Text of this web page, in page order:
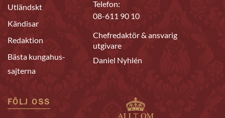
Utländskt
Kändisar
Redaktion
Bästa kungahus-
sajterna
Telefon:
08-611 90 10
Chefredaktör & ansvarig
utgivare
Daniel Nyhlén
FÖLJ OSS